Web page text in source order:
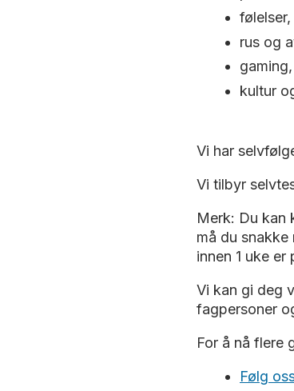
rus og
kultur
Vi har
Vi tilbyr
Merk: Du kan
må du
innen 1 uke
Vi kan gi deg
fagpersoner
For å nå flere
Følg